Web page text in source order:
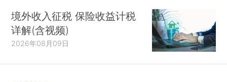
境外收入征税 保险收益计税
详解(含视频)
2026年08月09日